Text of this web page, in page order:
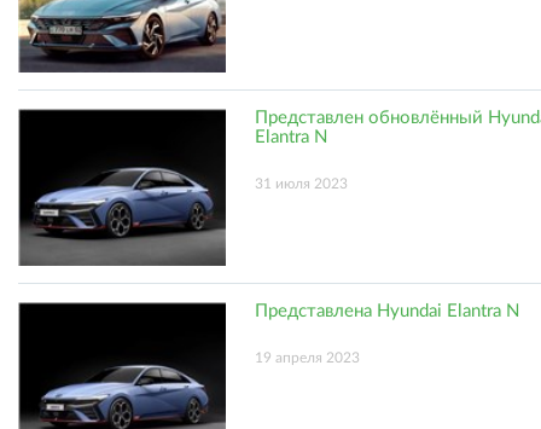
Представлен обновлённый
Elantra N
31 июля 2023
Представлена Hyundai Elantra N
19 апреля 2023